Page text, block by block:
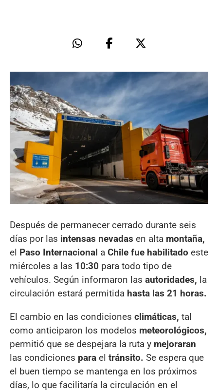
Después de permanecer cerrado durante seis
días por las intensas nevadas en alta montaña,
el Paso Internacional a Chile fue habilitado este
miércoles a las 10:30 para todo tipo de
vehículos. Según informaron las autoridades, la
circulación estará permitida hasta las 21 horas.
El cambio en las condiciones climáticas, tal
como anticiparon los modelos meteorológicos,
permitió que se despejara la ruta y mejoraran
las condiciones para el tránsito. Se espera que
el buen tiempo se mantenga en los próximos
días, lo que facilitaría la circulación en el